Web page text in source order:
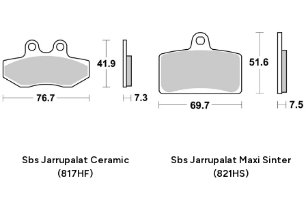
Sbs Jarrupalat Ceramic
(817HF)
Sbs Jarrupalat Maxi Sinter
(821HS)